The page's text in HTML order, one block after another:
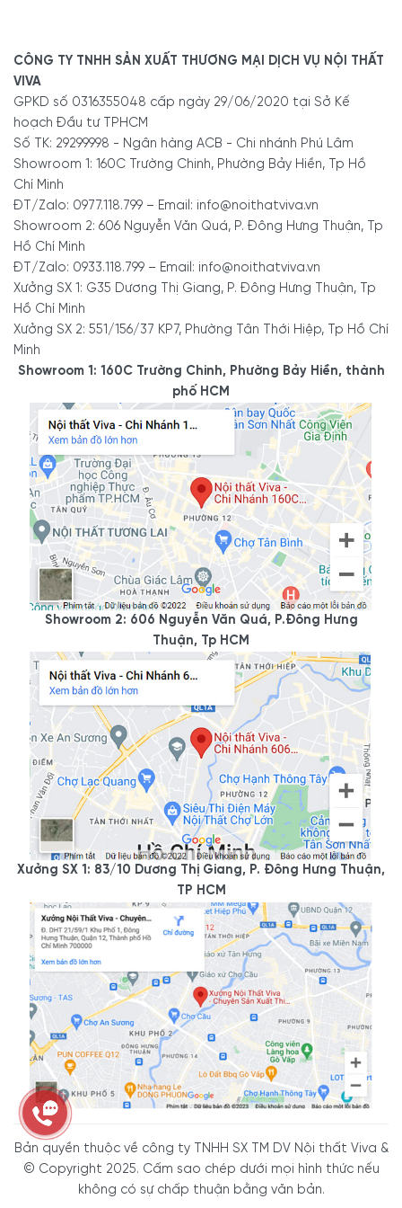
- Showroom 1:160C Trường Chinh, phường Bảy Hiền, Tp
Hồ Chí Minh
- Hotline/Zalo: 0977.118.799
- Showroom 2: 606 Nguyễn Văn Quá, P. Đông Hưng
Thuận, Tp Hồ Chí Minh
- Hotline/Zalo:
- Xưởng SX:
Thuận, Tp. Hồ Chí Minh
- Hotline/Zalo:
CÔNG TY TNHH SẢN XUẤT THƯƠNG MẠI DỊCH VỤ NỘI THẤT
VIVA
GPKD số 0316355048 cấp ngày 29/06/2020 tại Sở Kế
hoạch Đầu tư TPHCM
Số TK: 29299998 - Ngân hàng ACB - Chi nhánh Phú Lâm
Showroom 1: 160C Trường Chinh, Phường Bảy Hiền, Tp Hồ
Chí Minh
ĐT/Zalo: 0977.118.799 – Email: info@noithatviva.vn
Showroom 2: 606 Nguyễn Văn Quá, P. Đông Hưng Thuận, Tp
Hồ Chí Minh
ĐT/Zalo: 0933.118.799 – Email: info@noithatviva.vn
Xưởng SX 1: G35 Dương Thị Giang, P. Đông Hưng Thuận, Tp
Hồ Chí Minh
Xưởng SX 2: 551/156/37 KP7, Phường Tân Thới Hiệp, Tp Hồ Chí
Minh
Showroom 1: 160C Trường Chinh, Phường Bảy Hiền, thành
phố HCM
Showroom 2: 606 Nguyễn Văn Quá, P.Đông Hưng
Thuận, Tp HCM
Xưởng SX 1: 83/10 Dương Thị Giang, P. Đông Hưng Thuận,
TP HCM
Bản quyền thuộc về công ty TNHH SX TM DV Nội thất Viva &
© Copyright 2025. Cấm sao chép dưới mọi hình thức nếu
không có sự chấp thuận bằng văn bản.